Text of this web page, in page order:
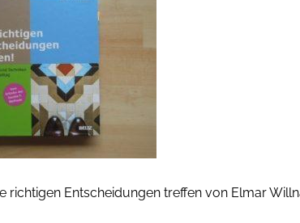
richtigen Entscheidungen treffen von Elmar